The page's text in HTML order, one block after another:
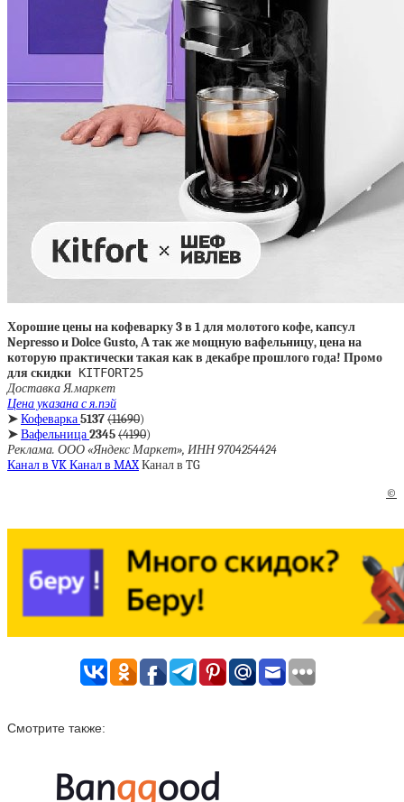
Хорошие цены на кофеварку 3 в 1 для молотого кофе, капсул
Nepresso и Dolce Gusto, А так же мощную вафельницу, цена на
которую практически такая как в декабре прошлого года! Промо
для скидки KITFORT25
Доставка Я.маркет
Цена указана с я.пэй
➤Кофеварка5137(11690)
➤Вафельница2345(4190)
Реклама. ООО «Яндекс Маркет», ИНН 9704254424
Канал в VKКанал в MAXКанал в TG
©
Смотрите также: